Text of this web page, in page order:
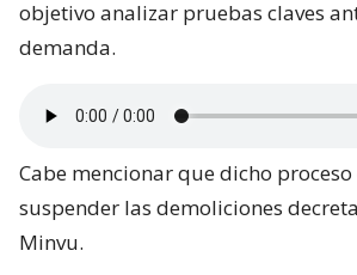
objetivo analizar pruebas claves
demanda.
Cabe mencionar que dicho
suspender las demoliciones
Minvu.